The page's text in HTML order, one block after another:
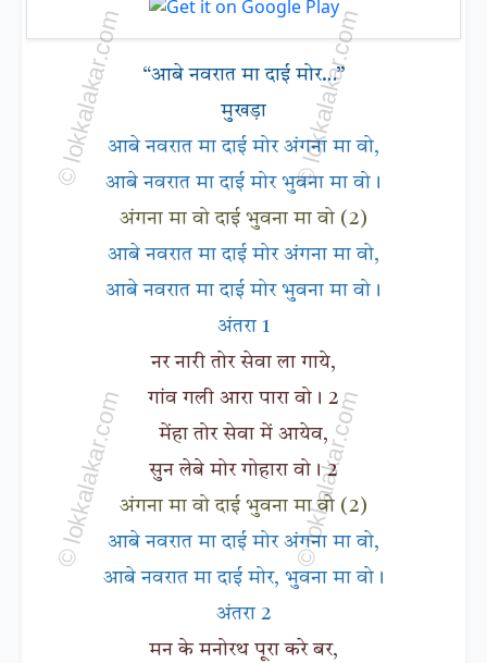
“आबे नवरात मा दाई मोर…”
मुखड़ा
आबे नवरात मा दाई मोर अंगना मा वो,
आबे नवरात मा दाई मोर भुवना मा वो।
अंगना मा वो दाई भुवना मा वो (2)
आबे नवरात मा दाई मोर अंगना मा वो,
आबे नवरात मा दाई मोर भुवना मा वो।
अंतरा 1
नर नारी तोर सेवा ला गाये,
गांव गली आरा पारा वो। 2
मेंहा तोर सेवा में आयेव,
सुन लेबे मोर गोहारा वो। 2
अंगना मा वो दाई भुवना मा वो (2)
आबे नवरात मा दाई मोर अंगना मा वो,
आबे नवरात मा दाई मोर, भुवना मा वो।
अंतरा 2
मन के मनोरथ पूरा करे बर,